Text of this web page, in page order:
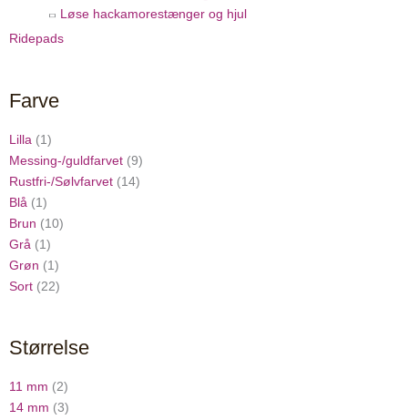
Løse hackamorestænger og hjul
Ridepads
Farve
Lilla (1)
Messing-/guldfarvet (9)
Rustfri-/Sølvfarvet (14)
Blå (1)
Brun (10)
Grå (1)
Grøn (1)
Sort (22)
Størrelse
11 mm (2)
14 mm (3)